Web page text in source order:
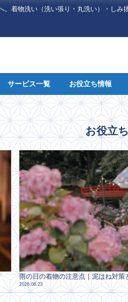
着物洗い（洗い張り・丸洗い）・し
サービス一覧 お役立ち情報
お役立
雨の日の着物の注意点｜泥はね対
2026.06.23